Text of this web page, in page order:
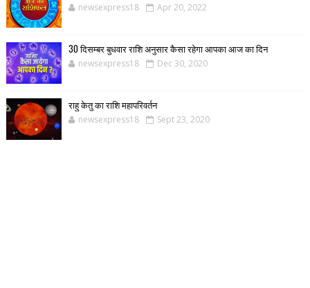
newsexpress18 Apr 20, 2022
30 दिसम्बर बुधवार राशि अनुसार कैसा रहेगा आपका आज का दिन
newsexpress18 Dec 30, 2020
राहु केतु का राशि महापरिवर्तन
newsexpress18 Sept 23, 2020